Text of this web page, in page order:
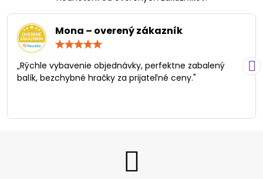
Mona – overený zákazník
/
5
„Rýchle vybavenie objednávky, perfektne zabalený
balík, bezchybné hračky za prijateľné ceny."